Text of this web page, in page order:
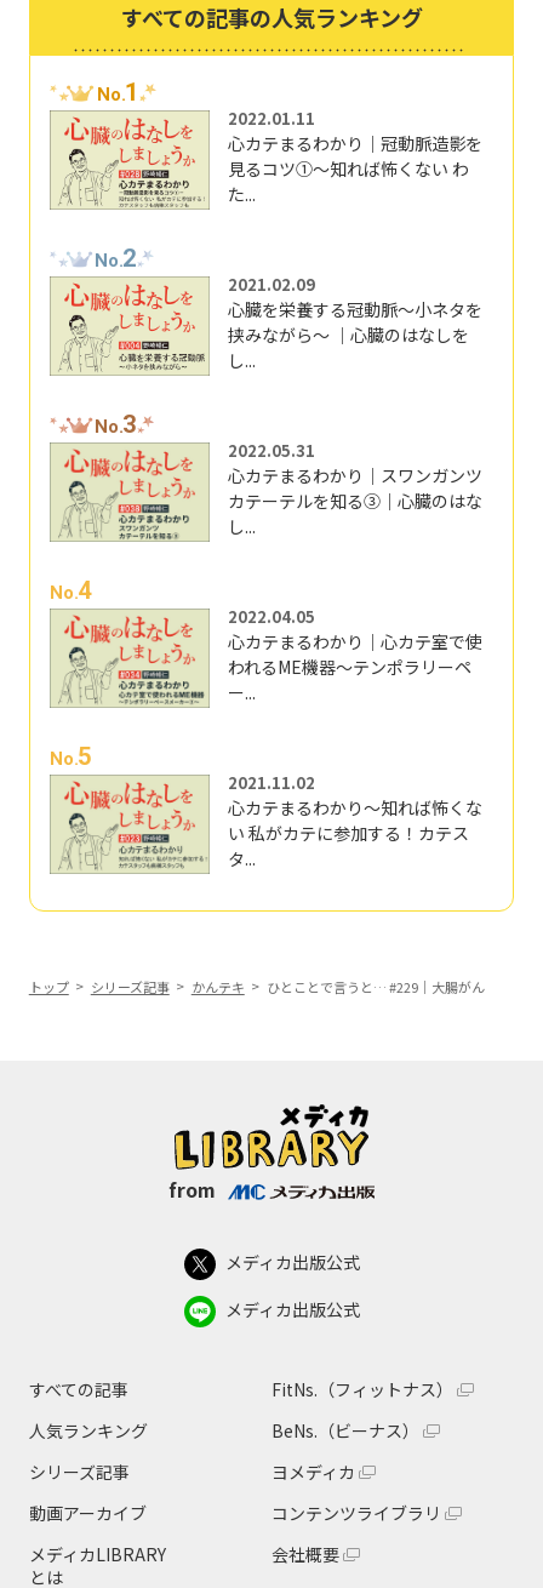
すべての記事の人気ランキング
No.1
2022.01.11
心カテまるわかり｜冠動脈造影を
見るコツ①～知れば怖くない わ
た...
No.2
2021.02.09
心臓を栄養する冠動脈～小ネタを
挟みながら～ ｜心臓のはなしを
し...
No.3
2022.05.31
心カテまるわかり｜スワンガンツ
カテーテルを知る③｜心臓のはな
し...
No.4
2022.04.05
心カテまるわかり｜心カテ室で使
われるME機器～テンポラリーペ
ー...
No.5
2021.11.02
心カテまるわかり～知れば怖くな
い 私がカテに参加する！カテス
タ...
トップ シリーズ記事 かんテキ ひとことで言うと… #229｜大腸がん
from
メディカ出版公式
メディカ出版公式
すべての記事
人気ランキング
シリーズ記事
動画アーカイブ
メディカLIBRARY
とは
FitNs.（フィットナス）
BeNs.（ビーナス）
ヨメディカ
コンテンツライブラリ
会社概要